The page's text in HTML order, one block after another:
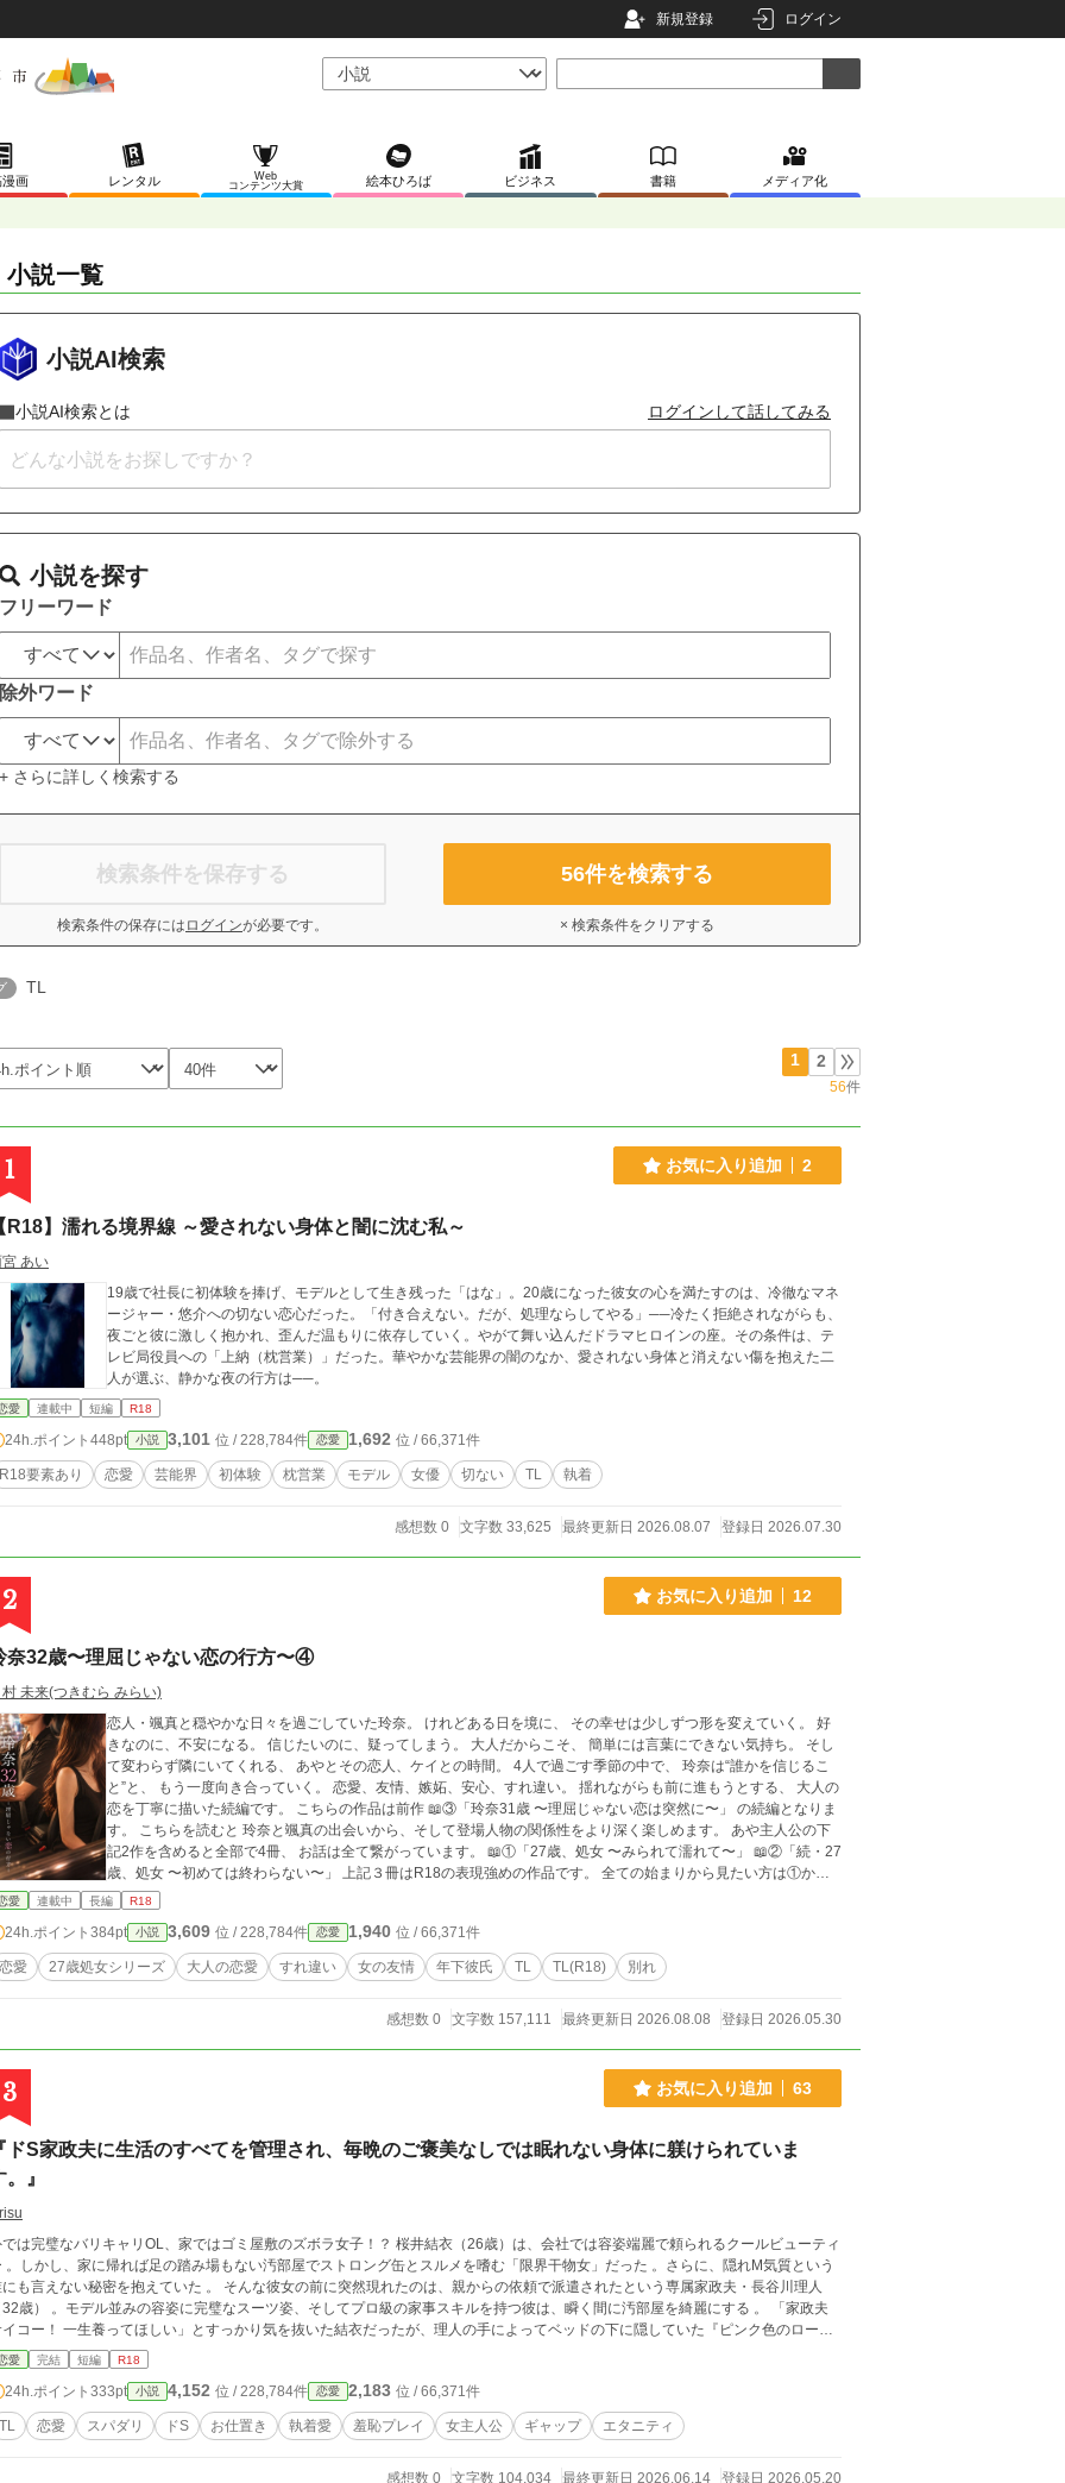
新規登録 ログイン
画 レンタル
Web
コンテンツ大賞
絵本ひろば ビジネス 書籍 メディア化
説一覧
小説AI検索
小説AI検索とは ログインして話してみる
小説を探す
フリーワード
除外ワード
+ さらに詳しく検索する
検索条件を保存する
検索条件の保存には ログインが必要です。
56件を検索する
× 検索条件をクリアする
TL
1 2
56件
1 お気に入り追加 2
R18】濡れる境界線 ～愛されない身体と闇に沈む私～
あい
19歳で社長に初体験を捧げ、モデルとして生き残った「はな」。20歳になった彼女の心を満たすのは、冷徹なマネ
ージャー・悠介への切ない恋心だった。「付き合えない。だが、処理ならしてやる」──冷たく拒絶されながらも、
夜ごと彼に激しく抱かれ、歪んだ温もりに依存していく。やがて舞い込んだドラマヒロインの座。その条件は、テ
レビ局役員への「上納（枕営業）」だった。華やかな芸能界の闇のなか、愛されない身体と消えない傷を抱えた二
人が選ぶ、静かな夜の行方は──。
愛 連載中 短編 R18
24h.ポイント 448pt 小説 3,101 位 / 228,784件 恋愛 1,692 位 / 66,371件
R18要素あり 恋愛 芸能界 初体験 枕営業 モデル 女優 切ない TL 執着
感想数 0 文字数 33,625 最終更新日 2026.08.07 登録日 2026.07.30
2 お気に入り追加 12
奈32歳〜理屈じゃない恋の行方〜④
未来(つきむら みらい)
恋人・颯真と穏やかな日々を過ごしていた玲奈。 けれどある日を境に、 その幸せは少しずつ形を変えていく。 好
きなのに、不安になる。 信じたいのに、疑ってしまう。 大人だからこそ、 簡単には言葉にできない気持ち。 そし
て変わらず隣にいてくれる、 あやとその恋人、ケイとの時間。 4人で過ごす季節の中で、 玲奈は“誰かを信じるこ
と”と、 もう一度向き合っていく。 恋愛、友情、嫉妬、安心、すれ違い。 揺れながらも前に進もうとする、 大人の
恋を丁寧に描いた続編です。 こちらの作品は前作 📖③「玲奈31歳 〜理屈じゃない恋は突然に〜」 の続編となりま
す。 こちらを読むと 玲奈と颯真の出会いから、そして登場人物の関係性をより深く楽しめます。 あや主人公の下
記2作を含めると全部で4冊、 お話は全て繋がっています。 📖①「27歳、処女 〜みられて濡れて〜」 📖②「続・27
歳、処女 〜初めては終わらない〜」 上記３冊はR18の表現強めの作品です。 全ての始まりから見たい方は①から
どうぞ。 ⸻ 🩷＝えち回 （読みたい方／避けたい方の目安に） ⏰毎日8:00更新 ⸻ ⚠️ 本作品はフィクション
愛 連載中 長編 R18
24h.ポイント 384pt 小説 3,609 位 / 228,784件 恋愛 1,940 位 / 66,371件
恋愛 27歳処女シリーズ 大人の恋愛 すれ違い 女の友情 年下彼氏 TL TL(R18) 別れ
感想数 0 文字数 157,111 最終更新日 2026.08.08 登録日 2026.05.30
3 お気に入り追加 63
ドS家政夫に生活のすべてを管理され、毎晩のご褒美なしでは眠れない身体に躾けられていま
。』
完璧なバリキャリOL、家ではゴミ屋敷のズボラ女子！？ 桜井結衣（26歳）は、会社では容姿端麗で頼られるクールビューティ
。しかし、家に帰れば足の踏み場もない汚部屋でストロング缶とスルメを嗜む「限界干物女」だった 。さらに、隠れM気質という
えない秘密を抱えていた 。 そんな彼女の前に突然現れたのは、親からの依頼で派遣されたという専属家政夫・長谷川理人
歳） 。モデル並みの容姿に完璧なスーツ姿、そしてプロ級の家事スキルを持つ彼は、瞬く間に汚部屋を綺麗にする 。 「家政夫
コー！ 一生養ってほしい」とすっかり気を抜いた結衣だったが、理人の手によってベッドの下に隠していた『ピンク色のロータ
『マニアックなSM官能本』が発掘されてしまう 。 顔から火が出るほど羞恥に震える結衣に対し、理人は冷徹な敬語で『３つ
活ルール』を突きつける 。「ルールを破った悪い子には……そのおもちゃで『躾（お仕置き）』をさせていただきます」 靴下を
っぱなしにした罰として、理人の長い脚の上にうつ伏せに乗せられ、自らの手で下着を下ろさせられる屈辱的なお尻ペンペン 。
溜まった悪いものを洗い流すという名目で、逃げ場のない羞恥心と排泄感をコントロールされる「浄化の儀式（浣腸）」 。厳し
るお仕置きのあとは、「よくできました」と別人のように甘く抱きしめられ、発掘されたおもちゃで極上の絶頂を与えられるご
は、結衣の知らない“裏の顔”があった――。 なぜ彼は、結衣のすべてをそこまで知り尽くしているのか？ 時折見せる、ただの家
愛 完結 短編 R18
24h.ポイント 333pt 小説 4,152 位 / 228,784件 恋愛 2,183 位 / 66,371件
TL 恋愛 スパダリ ドS お仕置き 執着愛 羞恥プレイ 女主人公 ギャップ エタニティ
感想数 0 文字数 104,034 最終更新日 2026.06.14 登録日 2026.05.20